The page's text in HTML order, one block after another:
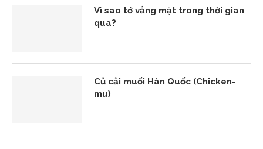
Vì sao tớ vắng mặt trong thời gian
qua?
Củ cải muối Hàn Quốc (Chicken-
mu)